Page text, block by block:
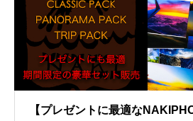
【プレゼントに最適な